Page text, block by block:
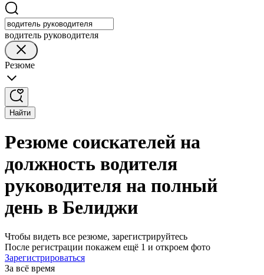
водитель руководителя
Резюме
Найти
Резюме соискателей на
должность водителя
руководителя на полный
день в Белиджи
Чтобы видеть все резюме, зарегистрируйтесь
После регистрации покажем ещё 1 и откроем фото
Зарегистрироваться
За всё время